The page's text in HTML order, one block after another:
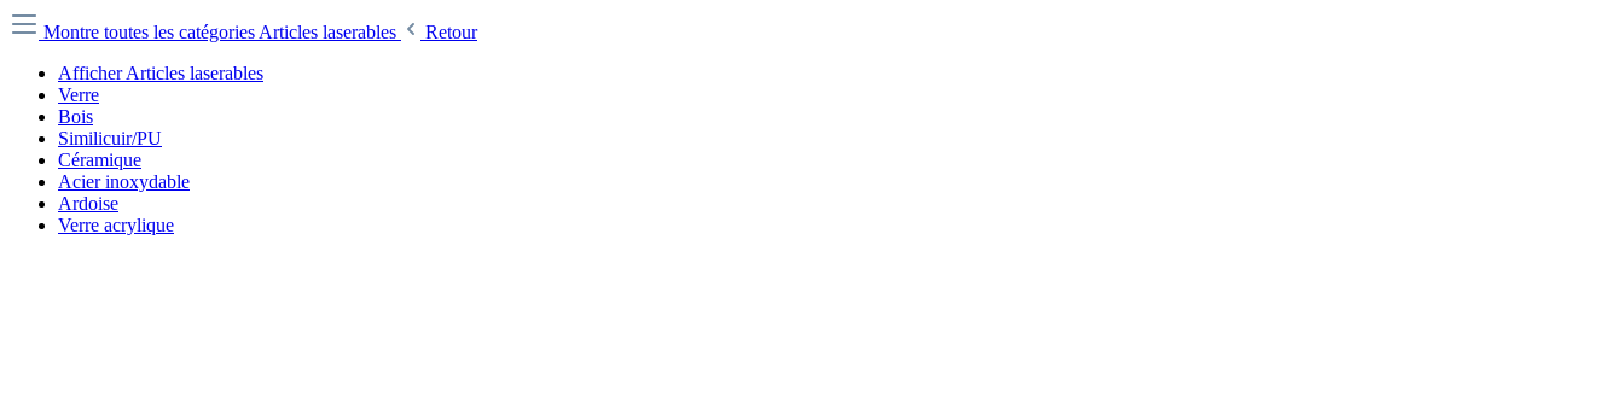
Montre toutes les catégories Articles laserables
Retour
Afficher Articles laserables
Verre
Bois
Similicuir/PU
Céramique
Acier inoxydable
Ardoise
Verre acrylique